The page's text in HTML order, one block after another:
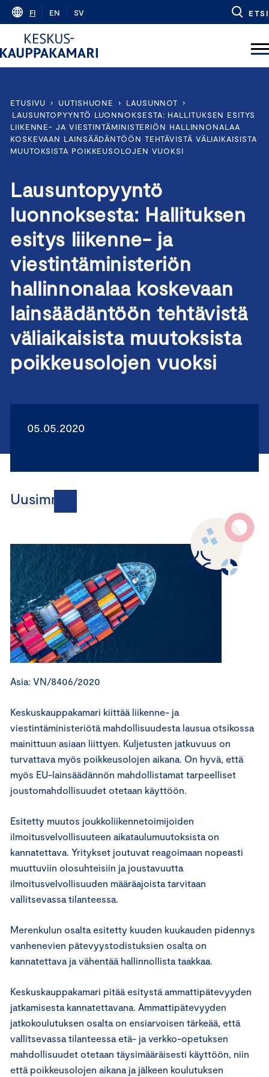
Skip
content
FI EN SV ETSI
ETUSIVU › UUTISHUONE › LAUSUNNOT
›
LAUSUNTOPYYNTÖ LUONNOKSESTA: HALLITUKSEN ESITYS
LIIKENNE- JA VIESTINTÄMINISTERIÖN HALLINNONALAA
KOSKEVAAN LAINSÄÄDÄNTÖÖN TEHTÄVISTÄ VÄLIAIKAISISTA
MUUTOKSISTA POIKKEUSOLOJEN VUOKSI
Lausuntopyyntö
luonnoksesta: Hallituksen
esitys liikenne- ja
viestintäministeriön
hallinnonalaa koskevaan
lainsäädäntöön tehtävistä
väliaikaisista muutoksista
poikkeusolojen vuoksi
05.05.2020
Uusimmat
Asia: VN/8406/2020
Keskuskauppakamari kiittää liikenne- ja
viestintäministeriötä mahdollisuudesta lausua otsikossa
mainittuun asiaan liittyen. Kuljetusten jatkuvuus on
turvattava myös poikkeusolojen aikana. On hyvä, että
myös EU-lainsäädännön mahdollistamat tarpeelliset
joustomahdollisuudet otetaan käyttöön.
Esitetty muutos joukkoliikennetoimijoiden
ilmoitusvelvollisuuteen aikataulumuutoksista on
kannatettava. Yritykset joutuvat reagoimaan nopeasti
muuttuviin olosuhteisiin ja joustavuutta
ilmoitusvelvollisuuden määräajoista tarvitaan
vallitsevassa tilanteessa.
Merenkulun osalta esitetty kuuden kuukauden pidennys
vanhenevien pätevyystodistuksien osalta on
kannatettava ja vähentää hallinnollista taakkaa.
Keskuskauppakamari pitää esitystä ammattipätevyyden
jatkamisesta kannatettavana. Ammattipätevyyden
jatkokoulutuksen osalta on ensiarvoisen tärkeää, että
vallitsevassa tilanteessa etä- ja verkko-opetuksen
mahdollisuudet otetaan täysimääräisesti käyttöön, niin
että poikkeusolojen aikana ja jälkeen koulutuksen